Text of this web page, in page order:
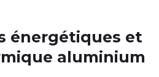
énergétiques et
aluminium